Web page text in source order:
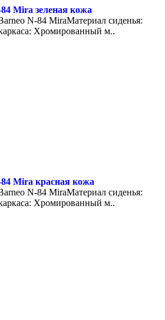
Mira зеленая кожа
N-84 MiraМатериал сиденья:
Хромированный м..
Mira красная кожа
N-84 MiraМатериал сиденья:
Хромированный м..